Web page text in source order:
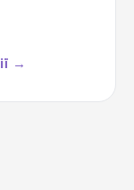
ззовні
→